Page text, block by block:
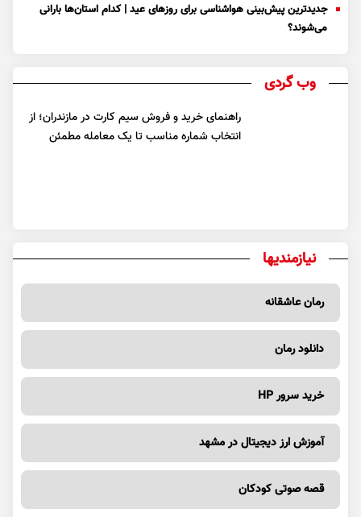
جدیدترین پیش‌بینی هواشناسی برای روزهای عید | کدام استان‌ها بارانی
می‌شوند؟
وب گردی
راهنمای خرید و فروش سیم کارت در مازندران؛ از
انتخاب شماره مناسب تا یک معامله مطمئن
نیازمندیها
رمان عاشقانه
دانلود رمان
خرید سرور HP
آموزش ارز دیجیتال در مشهد
قصه صوتی کودکان